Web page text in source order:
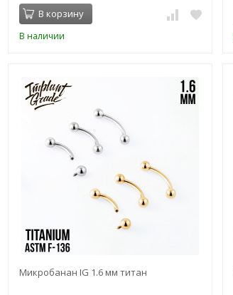
В корзину
В наличии
Микробанан IG 1.6 мм титан